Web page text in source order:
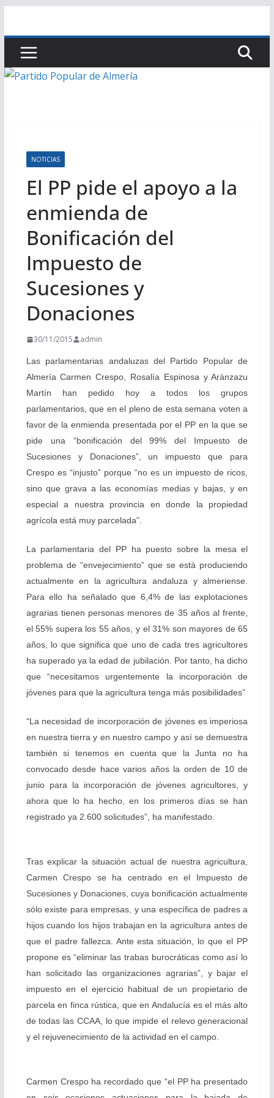
contenido
NOTICIAS
El PP pide el apoyo a la
enmienda de
Bonificación del
Impuesto de
Sucesiones y
Donaciones
30/11/2015 admin
Las parlamentarias andaluzas del Partido Popular de
Almería Carmen Crespo, Rosalía Espinosa y Aránzazu
Martín han pedido hoy a todos los grupos
parlamentarios, que en el pleno de esta semana voten a
favor de la enmienda presentada por el PP en la que se
pide una “bonificación del 99% del Impuesto de
Sucesiones y Donaciones”, un impuesto que para
Crespo es “injusto” porque “no es un impuesto de ricos,
sino que grava a las economías medias y bajas, y en
especial a nuestra provincia en donde la propiedad
agrícola está muy parcelada”.
La parlamentaria del PP ha puesto sobre la mesa el
problema de “envejecimiento” que se está produciendo
actualmente en la agricultura andaluza y almeriense.
Para ello ha señalado que 6,4% de las explotaciones
agrarias tienen personas menores de 35 años al frente,
el 55% supera los 55 años, y el 31% son mayores de 65
años, lo que significa que uno de cada tres agricultores
ha superado ya la edad de jubilación. Por tanto, ha dicho
que “necesitamos urgentemente la incorporación de
jóvenes para que la agricultura tenga más posibilidades”
“La necesidad de incorporación de jóvenes es imperiosa
en nuestra tierra y en nuestro campo y así se demuestra
también si tenemos en cuenta que la Junta no ha
convocado desde hace varios años la orden de 10 de
junio para la incorporación de jóvenes agricultores, y
ahora que lo ha hecho, en los primeros días se han
registrado ya 2.600 solicitudes”, ha manifestado.
Tras explicar la situación actual de nuestra agricultura,
Carmen Crespo se ha centrado en el Impuesto de
Sucesiones y Donaciones, cuya bonificación actualmente
sólo existe para empresas, y una específica de padres a
hijos cuando los hijos trabajan en la agricultura antes de
que el padre fallezca. Ante esta situación, lo que el PP
propone es “eliminar las trabas burocráticas como así lo
han solicitado las organizaciones agrarias”, y bajar el
impuesto en el ejercicio habitual de un propietario de
parcela en finca rústica, que en Andalucía es el más alto
de todas las CCAA, lo que impide el relevo generacional
y el rejuvenecimiento de la actividad en el campo.
Carmen Crespo ha recordado que “el PP ha presentado